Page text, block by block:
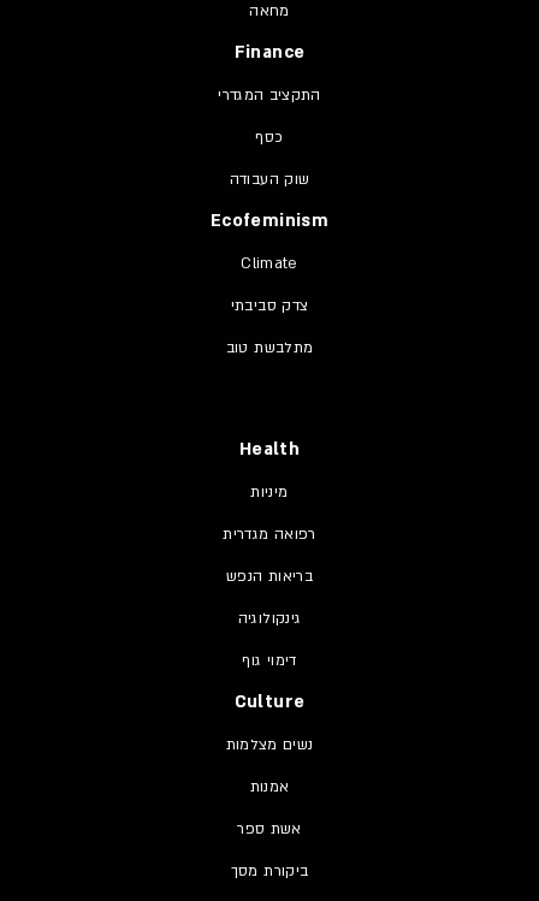
מחאה
Finance
התקציב המגדרי
כסף
שוק העבודה
Ecofeminism
Climate
צדק סביבתי
מתלבשת טוב
Health
מיניות
רפואה מגדרית
בריאות הנפש
גינקולוגיה
דימוי גוף
Culture
נשים מצלמות
אמנות
אשת ספר
ביקורת מסך